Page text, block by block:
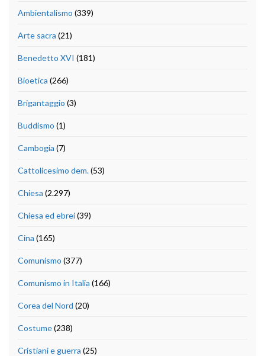
Ambientalismo (339)
Arte sacra (21)
Benedetto XVI (181)
Bioetica (266)
Brigantaggio (3)
Buddismo (1)
Cambogia (7)
Cattolicesimo dem.(53)
Chiesa (2.297)
Chiesa ed ebrei(39)
Cina (165)
Comunismo (377)
Comunismo in Italia (166)
Corea del Nord (20)
Costume(238)
Cristiani e guerra (25)